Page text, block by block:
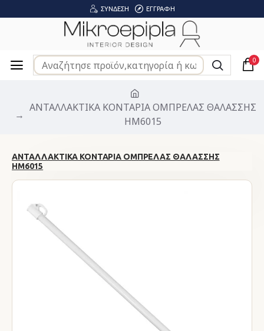
ΣΎΝΔΕΣΗ ΕΓΓΡΑΦΉ
0
ΑΝΤΑΛΛΑΚΤΙΚΑ ΚΟΝΤΑΡΙΑ ΟΜΠΡΕΛΑΣ ΘΑΛΑΣΣΗΣ
HM6015
ΑΝΤΑΛΛΑΚΤΙΚΑ ΚΟΝΤΑΡΙΑ ΟΜΠΡΕΛΑΣ ΘΑΛΑΣΣΗΣ
HM6015